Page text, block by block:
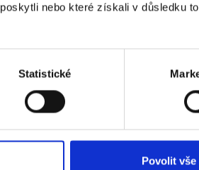
nebo které získali v důsledku
Statistické
Povolit vše